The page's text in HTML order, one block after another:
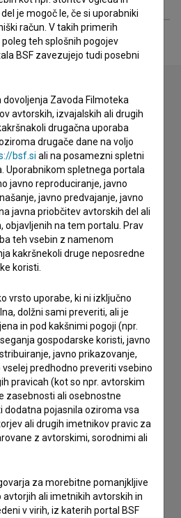
obrazca lahko stopite v
filmov. Veseli bomo vaših
je mogoč le, če si uporabniki
račun. V takih primerih
teh splošnih pogojev
BSF zavezujejo tudi posebni
Zavoda Filmoteka
avtorskih, izvajalskih ali drugih
drugačna uporaba
drugače dane na voljo
bsf.si ali na posamezni spletni
Uporabnikom spletnega portala
javno reproduciranje, javno
javno predvajanje, javno
javna priobčitev avtorskih del ali
objavljenih na tem portalu. Prav
teh vsebin z namenom
kakršnekoli druge neposredne
koristi.
vrsto uporabe, ki ni izključno
dolžni sami preveriti, ali je
in pod kakšnimi pogoji (npr.
gospodarske koristi, javno
javno prikazovanje,
predhodno preveriti vsebino
pravicah (kot so npr. avtorskim
zasebnosti ali osebnostne
dodatna pojasnila oziroma vsa
ali drugih imetnikov pravic za
z avtorskimi, sorodnimi ali
za morebitne pomanjkljive
ali imetnikih avtorskih in
v virih, iz katerih portal BSF